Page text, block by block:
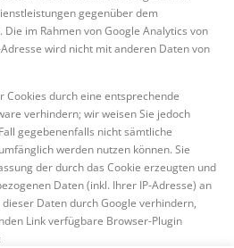
gegenüber dem
im Rahmen von Google Analytics von
wird nicht mit anderen Daten von
Cookies durch eine entsprechende
verhindern; wir weisen Sie jedoch
gegebenenfalls nicht sämtliche
werden nutzen können. Sie
der durch das Cookie erzeugten und
Daten (inkl. Ihrer IP-Adresse) an
Daten durch Google verhindern,
Link verfügbare Browser-Plugin